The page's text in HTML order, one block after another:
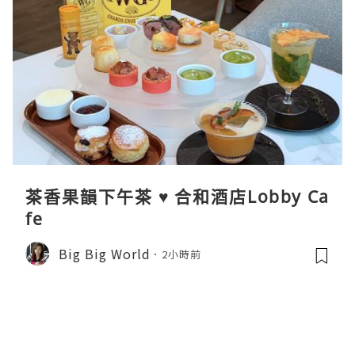
茶香果韻下午茶 ♥ 合和酒店Lobby Ca
fe
Big Big World 2小時前